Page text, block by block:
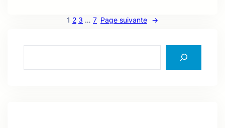
1 2 3 … 7 Page suivante →
S
r